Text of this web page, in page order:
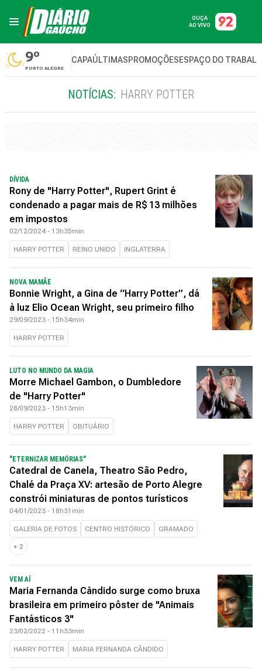
OUÇA
AO VIVO
9º
PORTO ALEGRE
CAPAÚLTIMASPROMOÇÕESESPAÇO DO
NOTÍCIAS: HARRY POTTER
DÍVIDA
Rony de "Harry Potter", Rupert Grint é
condenado a pagar mais de R$ 13 milhões
em impostos
02/12/2024 - 13h35min
HARRY POTTER REINO UNIDO INGLATERRA
NOVA MAMÃE
Bonnie Wright, a Gina de “Harry Potter”, dá
à luz Elio Ocean Wright, seu primeiro filho
29/09/2023 - 15h34min
HARRY POTTER
LUTO NO MUNDO DA MAGIA
Morre Michael Gambon, o Dumbledore
de "Harry Potter"
28/09/2023 - 15h13min
HARRY POTTER OBITUÁRIO
"ETERNIZAR MEMÓRIAS"
Catedral de Canela, Theatro São Pedro,
Chalé da Praça XV: artesão de Porto Alegre
constrói miniaturas de pontos turísticos
04/01/2023 - 18h31min
GALERIA DE FOTOS CENTRO HISTÓRICO GRAMADO
+ 2
VEM AÍ
Maria Fernanda Cândido surge como bruxa
brasileira em primeiro pôster de "Animais
Fantásticos 3"
23/02/2022 - 11h33min
HARRY POTTER MARIA FERNANDA CÂNDIDO